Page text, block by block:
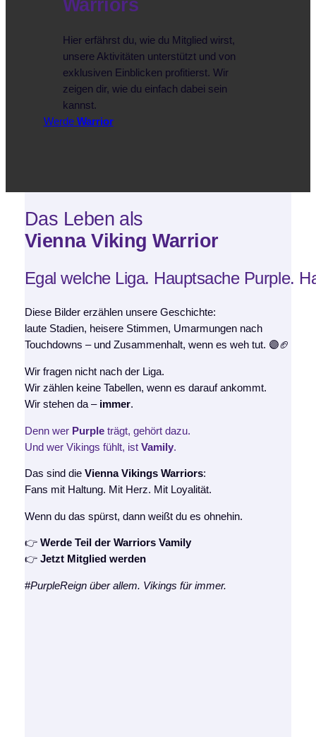
Warriors
Hier erfährst du, wie du Mitglied wirst,
unsere Aktivitäten unterstützt und von
exklusiven Einblicken profitierst. Wir
zeigen dir, wie du einfach dabei sein
kannst.
Werde Warrior
Das Leben als
Vienna Viking Warrior
Egal welche Liga. Hauptsache Purple.
Diese Bilder erzählen unsere Geschichte:
laute Stadien, heisere Stimmen, Umarmungen nach
Touchdowns – und Zusammenhalt, wenn es weh tut. 🟣🏈
Wir fragen nicht nach der Liga.
Wir zählen keine Tabellen, wenn es darauf ankommt.
Wir stehen da – immer.
Denn wer Purple trägt, gehört dazu.
Und wer Vikings fühlt, ist Vamily.
Das sind die Vienna Vikings Warriors:
Fans mit Haltung. Mit Herz. Mit Loyalität.
Wenn du das spürst, dann weißt du es ohnehin.
👉 Werde Teil der Warriors Vamily
👉 Jetzt Mitglied werden
#PurpleReign über allem. Vikings für immer.